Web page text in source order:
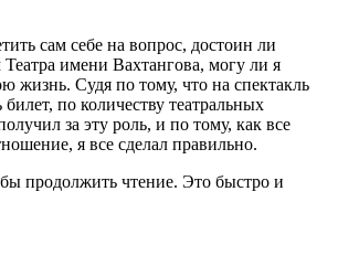
сам себе на вопрос, достоин ли
Театра имени Вахтангова, могу ли я
жизнь. Судя по тому, что на спектакль
по количеству театральных
за эту роль, и по тому, как все
я все сделал правильно.
продолжить чтение. Это быстро и